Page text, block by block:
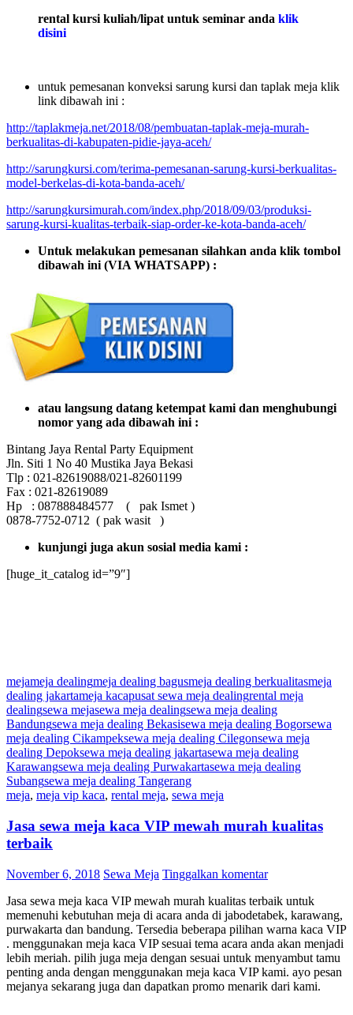
rental kursi kuliah/lipat untuk seminar anda klik
disini
untuk pemesanan konveksi sarung kursi dan taplak meja klik
link dibawah ini :
http://taplakmeja.net/2018/08/pembuatan-taplak-meja-murah-
berkualitas-di-kabupaten-pidie-jaya-aceh/
http://sarungkursi.com/terima-pemesanan-sarung-kursi-berkualitas-
model-berkelas-di-kota-banda-aceh/
http://sarungkursimurah.com/index.php/2018/09/03/produksi-
sarung-kursi-kualitas-terbaik-siap-order-ke-kota-banda-aceh/
Untuk melakukan pemesanan silahkan anda klik tombol
dibawah ini (VIA WHATSAPP) :
atau langsung datang ketempat kami dan menghubungi
nomor yang ada dibawah ini :
Bintang Jaya Rental Party Equipment
Jln. Siti 1 No 40 Mustika Jaya Bekasi
Tlp : 021-82619088/021-82601199
Fax : 021-82619089
Hp : 087888484577 ( pak Ismet )
0878-7752-0712 ( pak wasit )
kunjungi juga akun sosial media kami :
[huge_it_catalog id=”9″]
mejameja dealingmeja dealing bagusmeja dealing berkualitasmeja
dealing jakartameja kacapusat sewa meja dealingrental meja
dealingsewa mejasewa meja dealingsewa meja dealing
Bandungsewa meja dealing Bekasisewa meja dealing Bogorsewa
meja dealing Cikampeksewa meja dealing Cilegonsewa meja
dealing Depoksewa meja dealing jakartasewa meja dealing
Karawangsewa meja dealing Purwakartasewa meja dealing
Subangsewa meja dealing Tangerang
meja, meja vip kaca, rental meja, sewa meja
Jasa sewa meja kaca VIP mewah murah kualitas
terbaik
November 6, 2018 Sewa Meja Tinggalkan komentar
Jasa sewa meja kaca VIP mewah murah kualitas terbaik untuk
memenuhi kebutuhan meja di acara anda di jabodetabek, karawang,
purwakarta dan bandung. Tersedia beberapa pilihan warna kaca VIP
. menggunakan meja kaca VIP sesuai tema acara anda akan menjadi
lebih meriah. pilih juga meja dengan sesuai untuk menyambut tamu
penting anda dengan menggunakan meja kaca VIP kami. ayo pesan
mejanya sekarang juga dan dapatkan promo menarik dari kami.